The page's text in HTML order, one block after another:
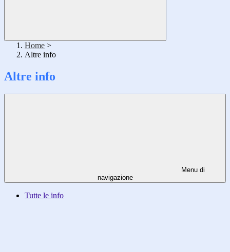
Home >
Altre info
Altre info
Menu di
navigazione
Tutte le info